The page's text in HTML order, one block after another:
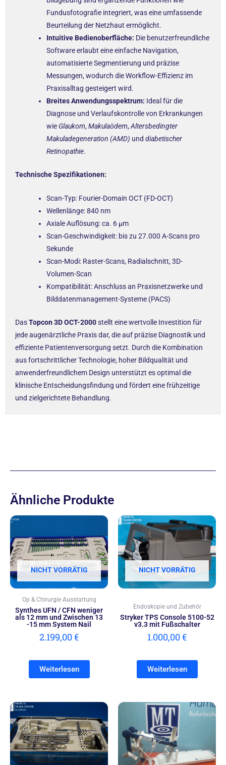
Fundusfotografie integriert, was eine umfassende
Beurteilung der Netzhaut ermöglicht.
Intuitive Bedienoberfläche: Die benutzerfreundliche
Software erlaubt eine einfache Navigation,
automatisierte Segmentierung und präzise
Messungen, wodurch die Workflow-Effizienz im
Praxisalltag gesteigert wird.
Breites Anwendungsspektrum: Ideal für die
Diagnose und Verlaufskontrolle von Erkrankungen
wie Glaukom,Makulaödem,Altersbedingter
Makuladegeneration (AMD) und diabetischer
Retinopathie.
Technische Spezifikationen:
Scan-Typ: Fourier-Domain OCT (FD-OCT)
Wellenlänge: 840 nm
Axiale Auflösung: ca. 6 µm
Scan-Geschwindigkeit: bis zu 27.000 A-Scans pro
Sekunde
Scan-Modi: Raster-Scans, Radialschnitt, 3D-
Volumen-Scan
Kompatibilität: Anschluss an Praxisnetzwerke und
Bilddatenmanagement-Systeme (PACS)
DasTopcon 3D OCT-2000stellt eine wertvolle Investition für
jede augenärztliche Praxis dar, die auf präzise Diagnostik und
effiziente Patientenversorgung setzt. Durch die Kombination
aus fortschrittlicher Technologie, hoher Bildqualität und
anwenderfreundlichem Design unterstützt es optimal die
klinische Entscheidungsfindung und fördert eine frühzeitige
und zielgerichtete Behandlung.
Ähnliche Produkte
NICHT VORRÄTIG
Op & Chirurgie Ausstattung
Synthes UFN / CFN weniger
als 12 mm und Zwischen 13
-15 mm System Nail
2.199,00€
Weiterlesen
NICHT VORRÄTIG
Endoskopie und Zubehör
Stryker TPS Console 5100-52
v3.3 mit Fußschalter
1.000,00€
Weiterlesen